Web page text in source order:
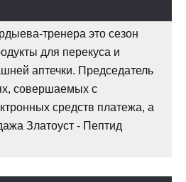
тренера это сезон
для перекуса и
аптечки. Председатель
совершаемых с
средств платежа, а
Златоуст - Пептид